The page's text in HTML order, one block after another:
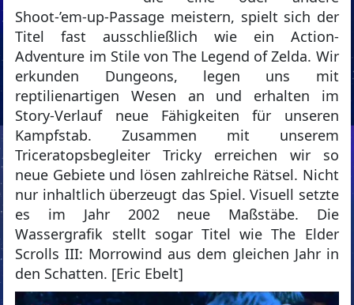
Shoot-’em-up-Passage meistern, spielt sich der
Titel fast ausschließlich wie ein Action-
Adventure im Stile von The Legend of Zelda. Wir
erkunden Dungeons, legen uns mit
reptilienartigen Wesen an und erhalten im
Story-Verlauf neue Fähigkeiten für unseren
Kampfstab. Zusammen mit unserem
Triceratopsbegleiter Tricky erreichen wir so
neue Gebiete und lösen zahlreiche Rätsel. Nicht
nur inhaltlich überzeugt das Spiel. Visuell setzte
es im Jahr 2002 neue Maßstäbe. Die
Wassergrafik stellt sogar Titel wie The Elder
Scrolls III: Morrowind aus dem gleichen Jahr in
den Schatten. [Eric Ebelt]